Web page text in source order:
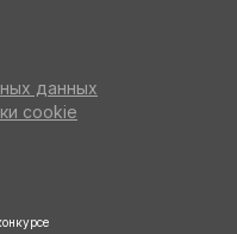
данных
cookie